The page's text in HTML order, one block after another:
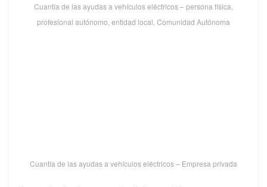
Cuantía de las ayudas a vehículos eléctricos – persona física,
profesional autónomo, entidad local, Comunidad Autónoma
Cuantía de las ayudas a vehículos eléctricos – Empresa privada